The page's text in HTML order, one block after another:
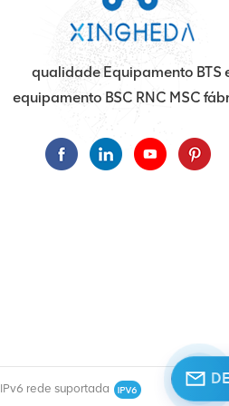
qualidade Equipamento BTS
equipamento BSC RNC MSC
IPv6 rede suportada